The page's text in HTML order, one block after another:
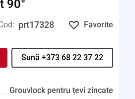
90°
prt17328 Favorite
Sună +373 68 22 37 22
Grouvlock pentru țevi zincate